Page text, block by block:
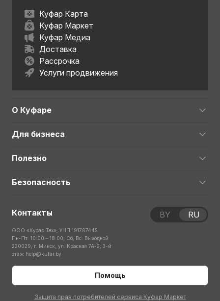
Куфар Карта
Куфар Маркет
Куфар Медиа
Доставка
Рассрочка
Услуги продвижения
О Куфаре
Для бизнеса
Полезно
Безопасность
Контакты
ООО «Куфар Тех», УНП 191767445
Пн-Пт: 10:00 – 18:00; Сб, Вс: Выходной
220029, г. Минск, ул. Красная 7А-2, 3-й
этаж help@kufar.by
Помощь
Защита прав потребителей сервиса Куфар Маркет
BY RU